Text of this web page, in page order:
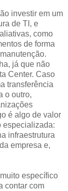
investir em um
de TI, e
como
de forma
já que não
Center. Caso
transferência
o outro,
é algo de valor
especializada:
infraestrutura
empresa e,
específico
contar com